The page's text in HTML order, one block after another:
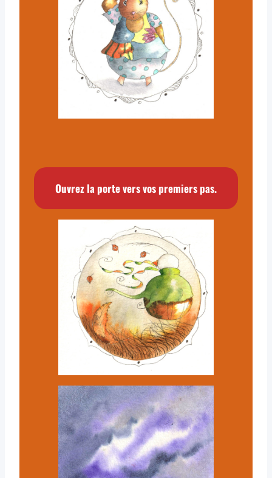
Ouvrez la porte vers vos premiers pas.